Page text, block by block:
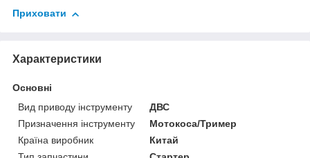
Приховати
Характеристики
Основні
Вид приводу інструменту
ДВС
Призначення інструменту
Мотокоса/Тример
Країна виробник
Китай